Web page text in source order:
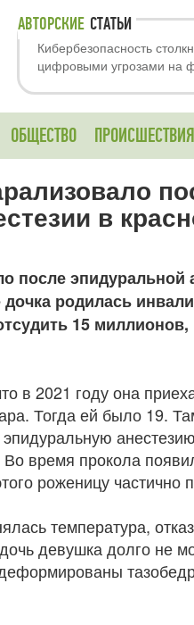
АВТОРСКИЕ СТАТЬИ
Кибербезопасность
цифровыми угрозами на
ОБЩЕСТВО ПРОИСШЕСТВИЯ
в
после эпидуральной
родилась
15 миллионов,
в 2021 году она
Тогда ей было 19.
время прокола
роженицу частично
температура,
девушка долго не